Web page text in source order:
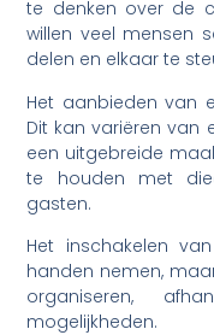
te denken over de
willen veel mensen
delen en elkaar te
Het aanbieden van
Dit kan variëren van
een uitgebreide
te houden met
gasten.
Het inschakelen
handen nemen,
organiseren,
mogelijkheden.